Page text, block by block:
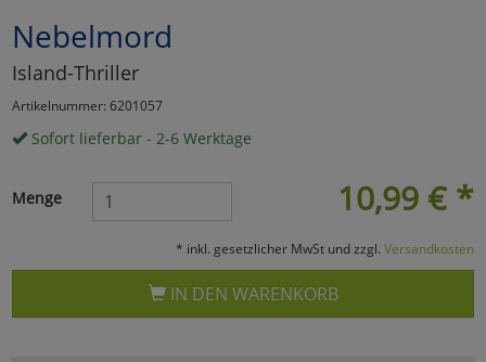
Nebelmord
Island-Thriller
Artikelnummer: 6201057
Sofort lieferbar - 2-6 Werktage
10,99 € *
Menge
* inkl. gesetzlicher MwSt und zzgl. Versandkosten
IN DEN WARENKORB
Marketing
Umfragetools
Cookies
Alle Akzeptieren
Cookies
zurückzu Haupptseite